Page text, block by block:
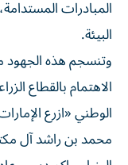
المبادرات
البيئة.
وتنسجم هذه الجهود
الاهتمام بالقطاع
الوطني «ازرع
محمد بن راشد آل